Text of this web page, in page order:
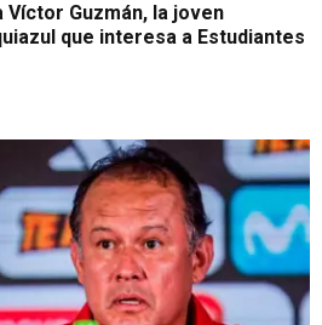
Víctor Guzmán, la joven
que interesa a Estudiantes